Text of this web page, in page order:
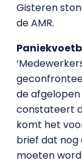
Gisteren
de AMR.
de
constateert
komt het
brief dat nog
moeten